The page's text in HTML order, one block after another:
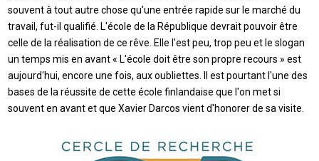
souvent à tout autre chose qu'une entrée rapide sur le marché du
travail, fut-il qualifié. L'école de la République devrait pouvoir être
celle de la réalisation de ce rêve. Elle l'est peu, trop peu et le slogan
un temps mis en avant « L'école doit être son propre recours » est
aujourd'hui, encore une fois, aux oubliettes. Il est pourtant l'une des
bases de la réussite de cette école finlandaise que l'on met si
souvent en avant et que Xavier Darcos vient d'honorer de sa visite.